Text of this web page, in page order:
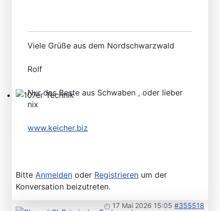
107er Technik
Viele Grüße aus dem Nordschwarzwald
Rolf
Nur das Beste aus Schwaben , oder lieber
nix
www.keicher.biz
Bitte Anmelden oder Registrieren um der
Konversation beizutreten.
17 Mai 2026 15:05 #355518